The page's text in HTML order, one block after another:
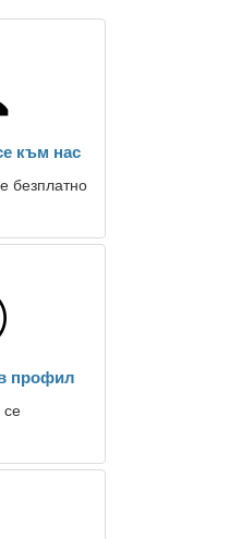
към нас
безплатно
профил